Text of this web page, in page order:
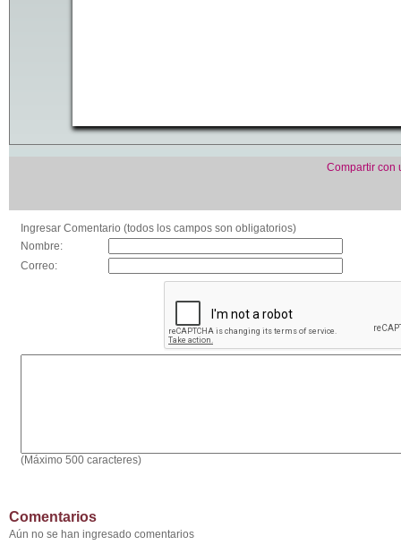
Compartir con
Ingresar Comentario (todos los campos son obligatorios)
Nombre:
Correo:
(Máximo 500 caracteres)
Comentarios
Aún no se han ingresado comentarios